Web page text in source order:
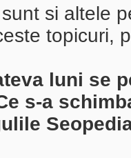
si altele
topicuri,
luni se
s-a